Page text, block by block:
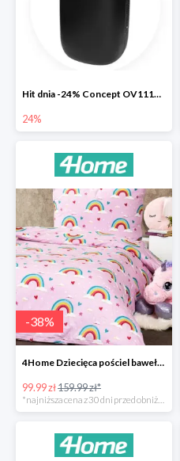
Hit dnia -24% Concept OV1110 osuszacz powietrza Perfect Air
24%
-38%
4Home Dziecięca pościel bawełniana Rainbow
99.99 zł159.99 zł*
*najniższa cena z 30 dni przed obniżką